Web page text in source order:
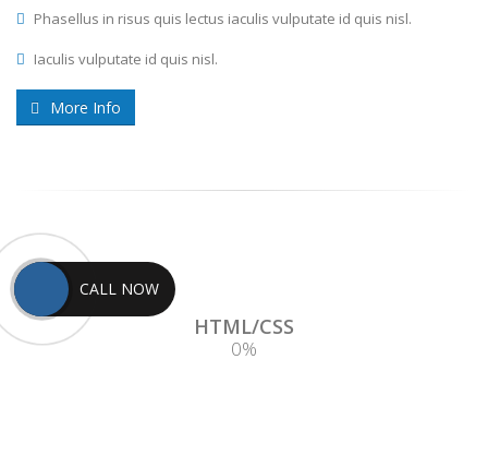
Phasellus in risus quis lectus iaculis vulputate id quis nisl.
Iaculis vulputate id quis nisl.
More Info
HTML/CSS
0%
CALL NOW